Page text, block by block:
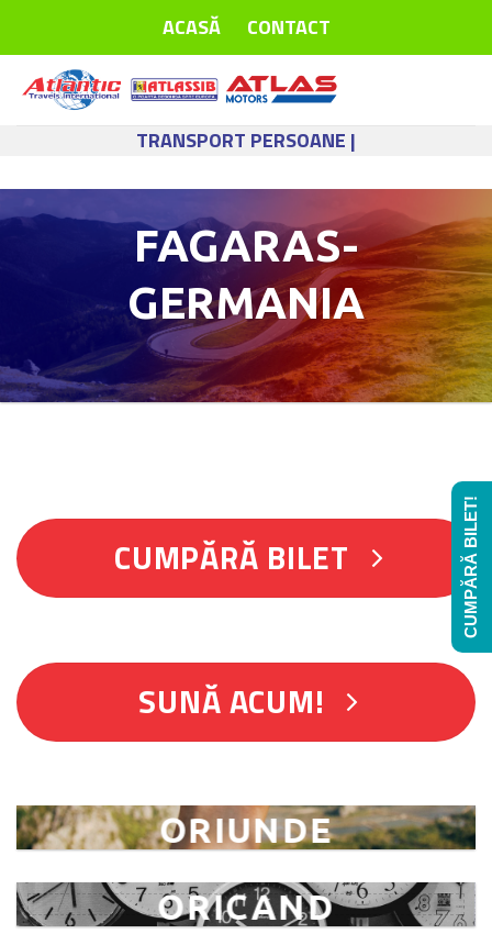
ACASĂ CONTACT
TRANSPORT PERSOANE |
FAGARAS-
GERMANIA
CUMPĂRĂ BILET
SUNĂ ACUM!
ORIUNDE
ORICAND
CUMPĂRĂ BILET!